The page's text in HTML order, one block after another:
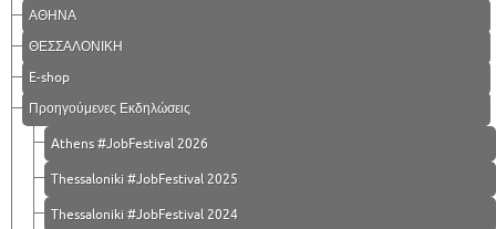
ΑΘΗΝΑ
ΘΕΣΣΑΛΟΝΙΚΗ
E-shop
Προηγούμενες Εκδηλώσεις
Athens #JobFestival 2026
Thessaloniki #JobFestival 2025
Thessaloniki #JobFestival 2024